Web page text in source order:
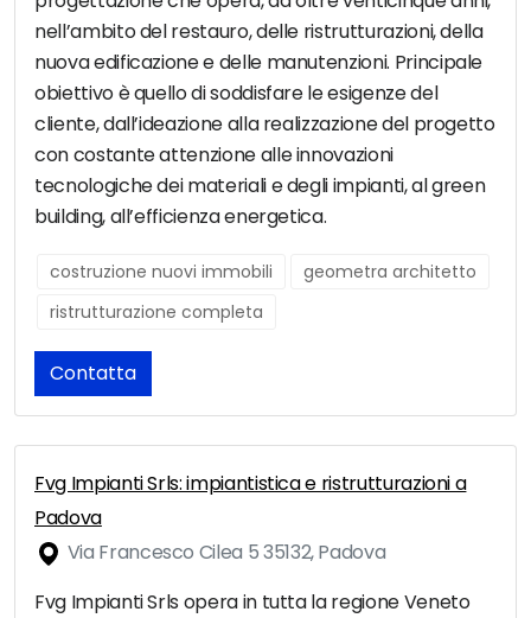
nell’ambito del restauro, delle ristrutturazioni, della
nuova edificazione e delle manutenzioni. Principale
obiettivo è quello di soddisfare le esigenze del
cliente, dall’ideazione alla realizzazione del progetto
con costante attenzione alle innovazioni
tecnologiche dei materiali e degli impianti, al green
building, all’efficienza energetica.
costruzione nuovi immobili
geometra architetto
ristrutturazione completa
Contatta
Fvg Impianti Srls: impiantistica e ristrutturazioni a
Padova
Via Francesco Cilea 5 35132, Padova
Fvg Impianti Srls opera in tutta la regione Veneto